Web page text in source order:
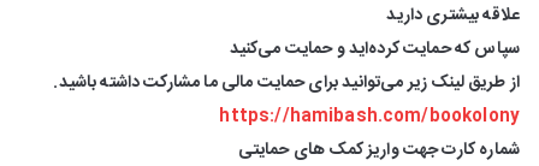
علاقه بیشتری دارید
سپاس که حمایت کرده‌اید و حمایت می‌کنید
از طریق لینک زیر می‌توانید برای حمایت مالی ما مشارکت داشته باشید.
https://hamibash.com/bookolony
شماره کارت جهت واریز کمک های حمایتی